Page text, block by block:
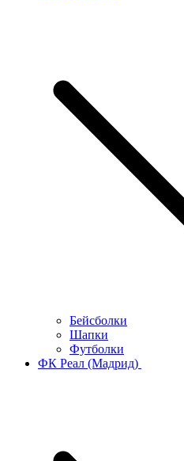
Бейсболки
Шапки
Футболки
ФК Реал (Мадрид)